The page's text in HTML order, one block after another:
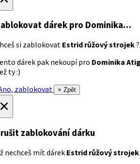
dárek pro Dominika…
si zablokovat Estrid růžový strojek?
dárek pak nekoupí pro Dominika
ty :)
zablokovat
× Zpět
zablokování dárku
nechceš mít dárek Estrid růžový strojek